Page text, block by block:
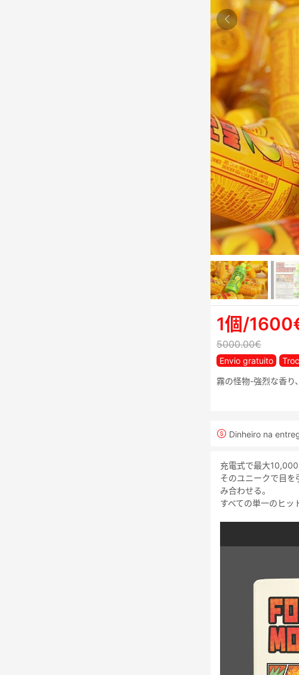
1個/
5000.00€
Envio gratuito
霧の怪物-強烈な香り
Dinheiro na
充電式で最大
そのユニークで目
み合わせる。
すべての単一のヒッ